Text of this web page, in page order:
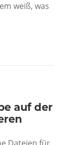
weiß, was
auf der